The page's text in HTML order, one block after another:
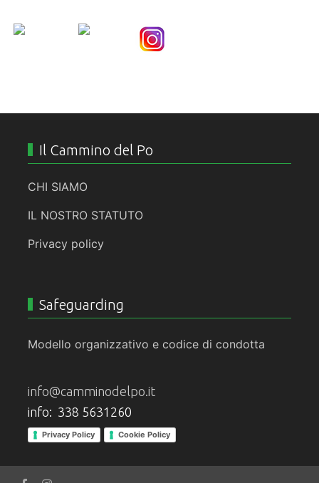
Il Cammino del Po
CHI SIAMO
IL NOSTRO STATUTO
Privacy policy
Safeguarding
Modello organizzativo e codice di condotta
info@camminodelpo.it
info: 338 5631260
Privacy Policy Cookie Policy